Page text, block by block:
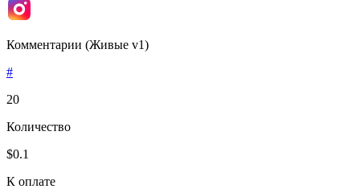
Комментарии (Живые v1)
#
20
Количество
$0.1
К оплате